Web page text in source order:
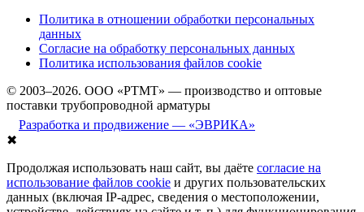
Политика в отношении обработки персональных
данных
Согласие на обработку персональных данных
Политика использования файлов cookie
© 2003–2026. ООО «РТМТ» — производство и оптовые
поставки трубопроводной арматуры
Разработка и продвижение — «ЭВРИКА»
✖
Продолжая использовать наш сайт, вы даёте согласие на
использование файлов cookie и других пользовательских
данных (включая IP-адрес, сведения о местоположении,